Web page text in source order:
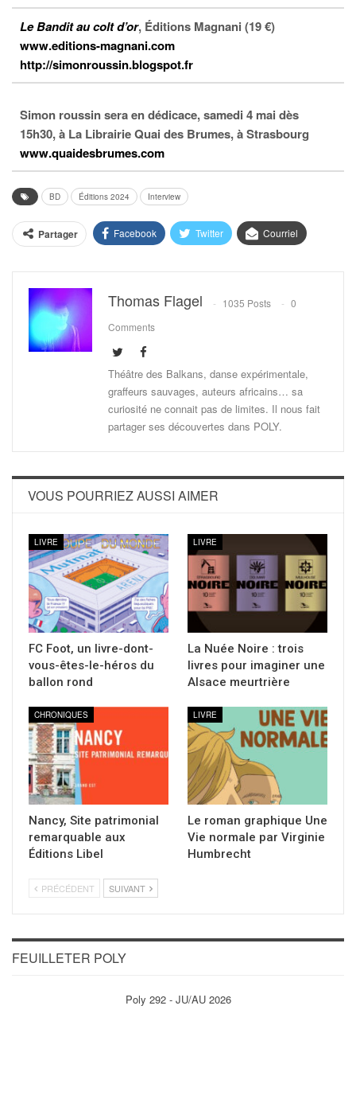
Le Bandit au colt d’or, Éditions Magnani (19 €)
www.editions-magnani.com
http://simonroussin.blogspot.fr
Simon roussin sera en dédicace, samedi 4 mai dès
15h30, à La Librairie Quai des Brumes, à Strasbourg
www.quaidesbrumes.com
BD Éditions 2024 Interview
Partager Facebook Twitter Courriel
Thomas Flagel 1035 Posts
0
Comments
Théâtre des Balkans, danse expérimentale,
graffeurs sauvages, auteurs africains… sa
curiosité ne connait pas de limites. Il nous fait
partager ses découvertes dans POLY.
VOUS POURRIEZ AUSSI AIMER
LIVRE
FC Foot, un livre-dont-
vous-êtes-le-héros du
ballon rond
LIVRE
La Nuée Noire : trois
livres pour imaginer une
Alsace meurtrière
CHRONIQUES
Nancy, Site patrimonial
remarquable aux
Éditions Libel
LIVRE
Le roman graphique Une
Vie normale par Virginie
Humbrecht
PRÉCÉDENT SUIVANT
FEUILLETER POLY
Poly 292 - JU/AU 2026